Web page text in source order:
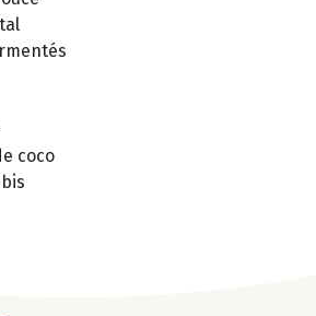
coco